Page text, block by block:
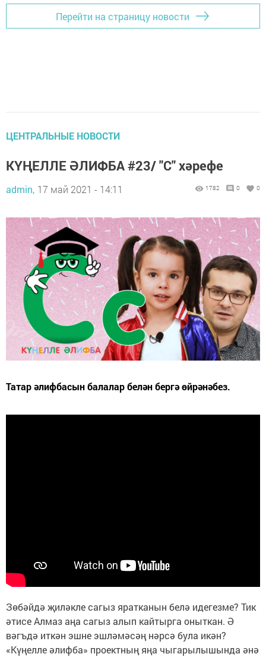
Перейти на страницу новости
ЦЕНТРАЛЬНЫЕ НОВОСТИ
КҮҢЕЛЛЕ ӘЛИФБА #23/ "С" хәрефе
admin, 17 май 2021 - 14:11 1782 0 0
Татар әлифбасын балалар белән бергә өйрәнәбез.
Зөбәйдә җиләкле сагыз яратканын белә идегезме? Тик
әтисе Алмаз аңа сагыз алып кайтырга оныткан. Ә
вәгъдә иткән эшне эшләмәсәң нәрсә була икән?
«Күңелле әлифба» проектның яңа чыгарылышында әнә